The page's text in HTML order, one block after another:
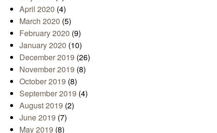
April 2020 (4)
March 2020 (5)
February 2020 (9)
January 2020 (10)
December 2019 (26)
November 2019 (8)
October 2019 (8)
September 2019 (4)
August 2019 (2)
June 2019 (7)
May 2019 (8)